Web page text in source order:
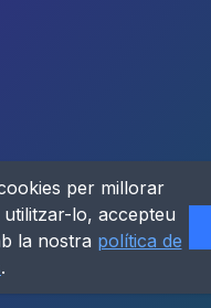
per millorar
lo, accepteu
la nostra política de
.